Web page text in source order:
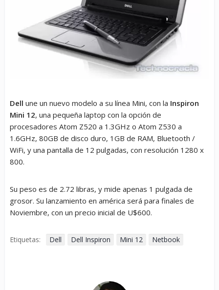
Dell une un nuevo modelo a su línea Mini, con la Inspiron
Mini 12, una pequeña laptop con la opción de
procesadores Atom Z520 a 1.3GHz o Atom Z530 a
1.6GHz, 80GB de disco duro, 1GB de RAM, Bluetooth /
WiFi, y una pantalla de 12 pulgadas, con resolución 1280 x
800.
Su peso es de 2.72 libras, y mide apenas 1 pulgada de
grosor. Su lanzamiento en américa será para finales de
Noviembre, con un precio inicial de U$600.
Etiquetas: Dell Dell Inspiron Mini 12 Netbook